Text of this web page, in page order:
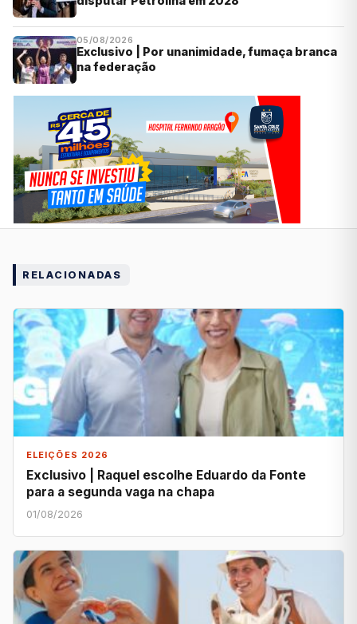
05/08/2026
Exclusivo | Por unanimidade, fumaça branca
na federação
RELACIONADAS
ELEIÇÕES 2026
Exclusivo | Raquel escolhe Eduardo da Fonte
para a segunda vaga na chapa
01/08/2026